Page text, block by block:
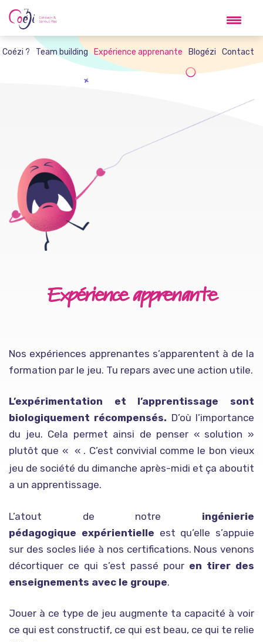
Skip
to
content
? Team building Expérience apprenante Blogézi Contact
Expérience apprenante
Nos expériences apprenantes s’apparentent à de la
formation par le jeu. Tu repars avec une action utile.
L’expérimentation et l’apprentissage sont
biologiquement récompensés. D’où l’importance
du jeu. Cela permet ainsi de penser « solution »
plutôt que «
Mais pourquoi t’as fait çaaaaa ?« . C’est convivial comme le bon vieux
jeu de société du dimanche après-midi et ça aboutit
a un apprentissage.
L’atout de notre ingénierie
pédagogique expérientielle est qu’elle s’appuie
sur des socles liée à nos certifications. Nous venons
décortiquer ce qui s’est passé pour en tirer des
enseignements avec le groupe.
Jouer à ce type de jeu augmente ta capacité à voir
ce qui est constructif, ce qui est beau, ce qui te relie